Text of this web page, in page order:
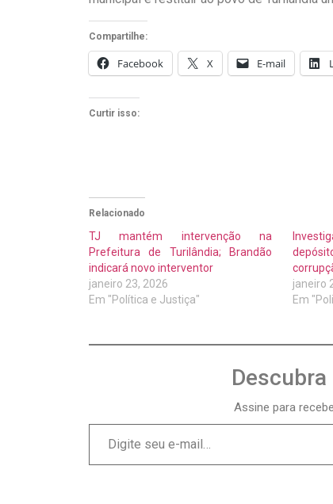
Compartilhe:
Facebook X E-mail
Curtir isso:
Relacionado
TJ mantém intervenção na
Prefeitura de Turilândia; Brandão
indicará novo interventor
janeiro 23, 2026
Em "Política e Justiça"
janeiro
Em
Assine para